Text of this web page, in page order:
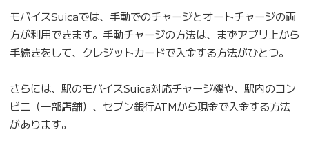
モバイスSuicaでは、手動でのチャージとオートチャージの両
方が利用できます。手動チャージの方法は、まずアプリ上から
手続きをして、クレジットカードで入金する方法がひとつ。
さらには、駅のモバイスSuica対応チャージ機や、駅内のコン
ビニ（一部店舗）、セブン銀行ATMから現金で入金する方法
があります。